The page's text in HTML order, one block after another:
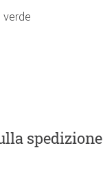
verde
spedizione